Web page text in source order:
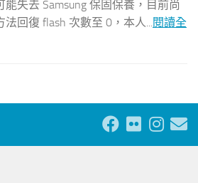
能失去 Samsung 保固保養，目前尚
法回復 flash 次數至 0，本人...閱讀全